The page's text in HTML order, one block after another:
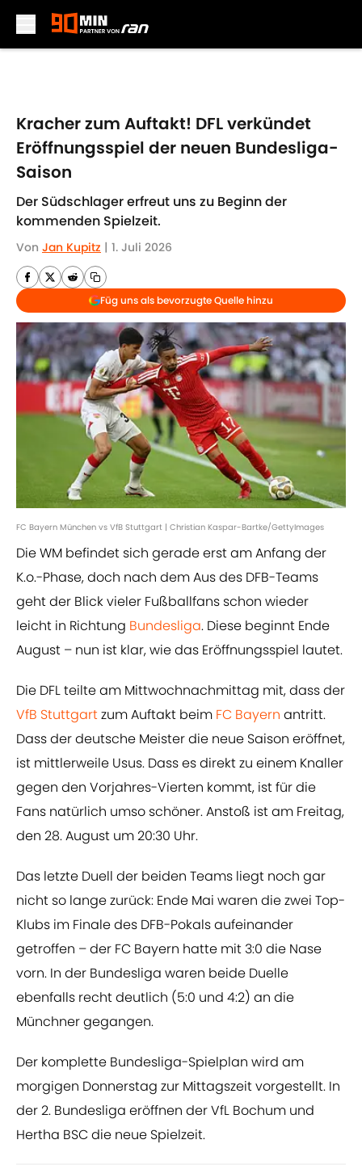
Kracher zum Auftakt! DFL verkündet
Eröffnungsspiel der neuen Bundesliga-
Saison
Der Südschlager erfreut uns zu Beginn der
kommenden Spielzeit.
Von Jan Kupitz | 1. Juli 2026
Füg uns als bevorzugte Quelle hinzu
FC Bayern München vs VfB Stuttgart | Christian Kaspar-Bartke/GettyImages
Die WM befindet sich gerade erst am Anfang der
K.o.-Phase, doch nach dem Aus des DFB-Teams
geht der Blick vieler Fußballfans schon wieder
leicht in Richtung Bundesliga. Diese beginnt Ende
August – nun ist klar, wie das Eröffnungsspiel lautet.
Die DFL teilte am Mittwochnachmittag mit, dass der
VfB Stuttgartzum Auftakt beim FC Bayern antritt.
Dass der deutsche Meister die neue Saison eröffnet,
ist mittlerweile Usus. Dass es direkt zu einem Knaller
gegen den Vorjahres-Vierten kommt, ist für die
Fans natürlich umso schöner. Anstoß ist am Freitag,
den 28. August um 20:30 Uhr.
Das letzte Duell der beiden Teams liegt noch gar
nicht so lange zurück: Ende Mai waren die zwei Top-
Klubs im Finale des DFB-Pokals aufeinander
getroffen – der FC Bayern hatte mit 3:0 die Nase
vorn. In der Bundesliga waren beide Duelle
ebenfalls recht deutlich (5:0 und 4:2) an die
Münchner gegangen.
Der komplette Bundesliga-Spielplan wird am
morgigen Donnerstag zur Mittagszeit vorgestellt. In
der 2. Bundesliga eröffnen der VfL Bochum und
Hertha BSC die neue Spielzeit.